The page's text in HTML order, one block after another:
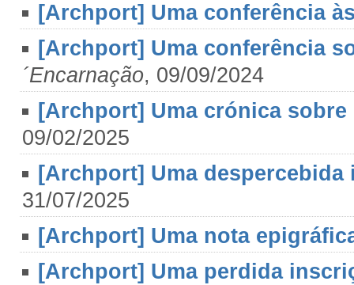
[Archport] Uma conferência
[Archport] Uma conferência
´Encarnação, 09/09/2024
[Archport] Uma crónica sobre
09/02/2025
[Archport] Uma
31/07/2025
[Archport] Uma nota
[Archport] Uma perdida